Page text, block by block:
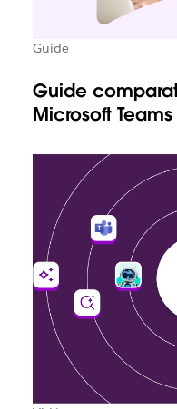
Guide
Guide
Microsoft Teams